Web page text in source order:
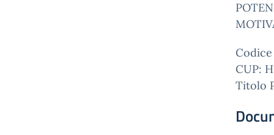
Codice
CUP:
Titolo